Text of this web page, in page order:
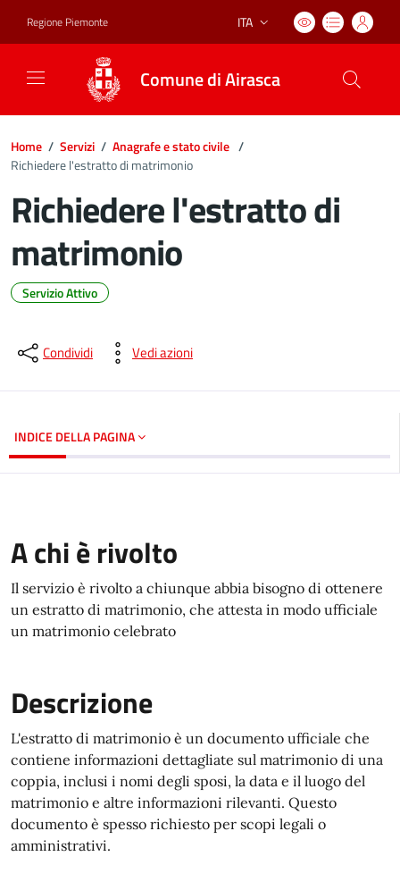
Regione Piemonte Lingua attiva:
ITA
Comune di Airasca
Home / Servizi / Anagrafe e stato civile /
Richiedere l'estratto di matrimonio
Richiedere l'estratto di
matrimonio
Servizio Attivo
Condividi Vedi azioni
INDICE DELLA PAGINA
A chi è rivolto
Il servizio è rivolto a chiunque abbia bisogno di ottenere
un estratto di matrimonio, che attesta in modo ufficiale
un matrimonio celebrato
Descrizione
L'estratto di matrimonio è un documento ufficiale che
contiene informazioni dettagliate sul matrimonio di una
coppia, inclusi i nomi degli sposi, la data e il luogo del
matrimonio e altre informazioni rilevanti. Questo
documento è spesso richiesto per scopi legali o
amministrativi.